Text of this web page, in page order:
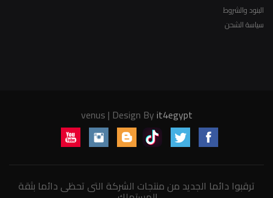
البنود والشروط
سياسة الشحن
venus | Design Byit4egypt
ترقبوا دائما الجديد من منتجات الشركة التى تحظى دائما بثقة